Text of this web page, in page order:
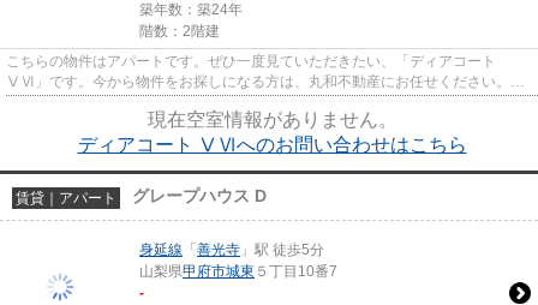
築年数：築24年
階数：2階建
こちらの物件はアパートです。ぜひ一度見ていただきたい、「ディアコート
ⅤⅥ」です。今から物件をお探しになる方は、丸和不動産にお任せください。笛
現在空室情報がありません。
ディアコート ⅤⅥへのお問い合わせはこちら
賃貸｜アパート グレープハウス D
身延線 「 善光寺 」駅 徒歩5分
山梨県甲府市城東 ５丁目10番7
-